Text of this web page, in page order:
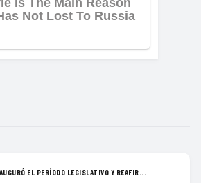
EL PERÍODO LEGISLATIVO Y REAFIR...